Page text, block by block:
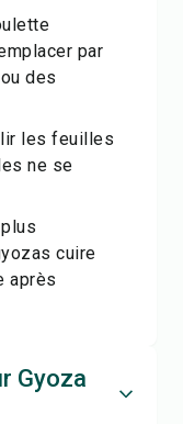
par
des
les feuilles
ne se
cuire
après
Gyoza